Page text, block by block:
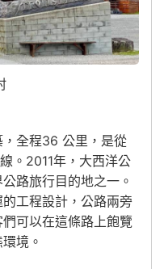
全程36 公里，是從
。2011年，大西洋公
路旅行目的地之一。
工程設計，公路兩旁
可以在這條路上飽覽
境。